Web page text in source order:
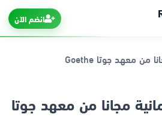
انضم الآن
مجانا من معهد جوتا